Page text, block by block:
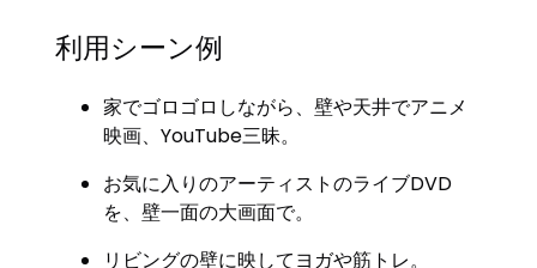
利用シーン例
家でゴロゴロしながら、壁や天井でアニメ
映画、YouTube三昧。
お気に入りのアーティストのライブDVD
を、壁一面の大画面で。
リビングの壁に映してヨガや筋トレ。